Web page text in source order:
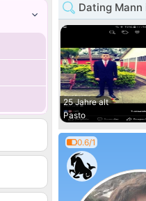
Dating Mann
25 Jahre alt
Pasto
0.6/1